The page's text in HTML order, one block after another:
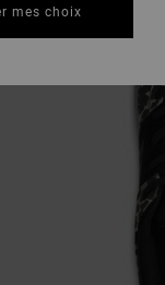
mes choix